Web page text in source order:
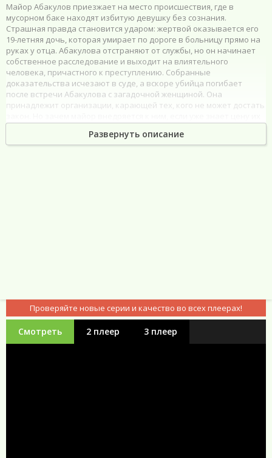
Майор Абакулов приезжает на место происшествия, где в
мусорном баке находят избитую девушку без сознания.
Страшная правда становится ударом: жертвой оказывается его
19-летняя дочь, которая умирает по дороге в больницу прямо на
руках у отца. Абакулова отстраняют от службы, но он начинает
собственное расследование и выходит на влиятельного
человека, причастного к преступлению. Собранные
доказательства исчезают в суде, а вскоре убийца погибает
после встречи Абакулова с загадочной женщиной. Она
принадлежит организации, карающей тех, кого не может достать
правосудию?
Развернуть описание
Проверяйте новые серии и качество во всех плеерах!
Смотреть 2 плеер 3 плеер